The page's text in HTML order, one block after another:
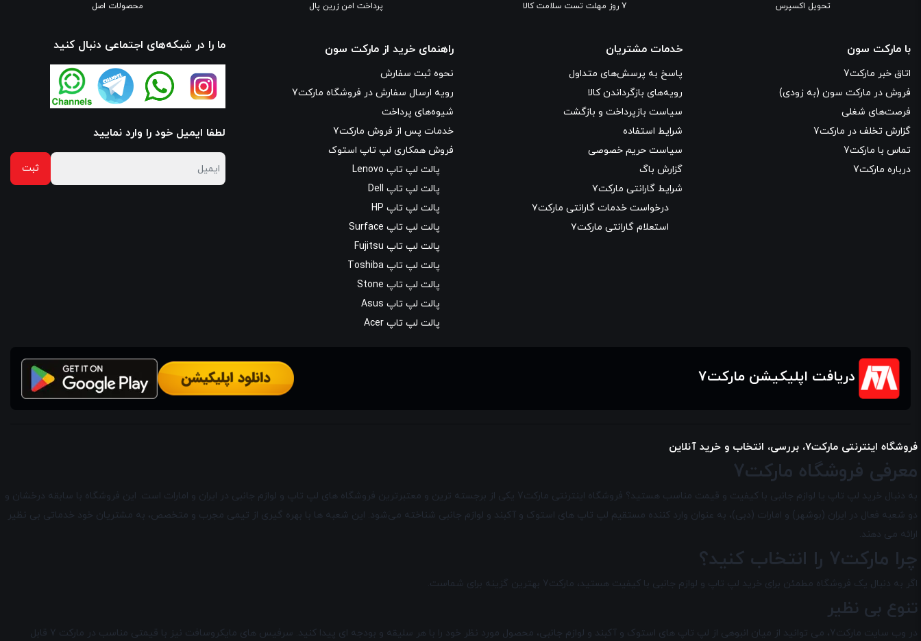
تحویل اکسپرس 7 روز مهلت تست سلامت کالا پرداخت امن زرین پال محصولات اصل
با مارکت سون
اتاق خبر مارکت7
فروش در مارکت سون (به زودی)
فرصت‌های شغلی
گزارش تخلف در مارکت7
تماس با مارکت7
درباره مارکت7
خدمات مشتریان
پاسخ به پرسش‌های متداول
رویه‌های بازگرداندن کالا
سیاست بازپرداخت و بازگشت
شرایط استفاده
سیاست حریم خصوصی
گزارش باگ
شرایط گارانتی مارکت۷
درخواست خدمات گارانتی مارکت۷
استعلام گارانتی مارکت۷
راهنمای خرید از مارکت سون
نحوه ثبت سفارش
رویه ارسال سفارش در فروشگاه مارکت7
شیوه‌های پرداخت
خدمات پس از فروش مارکت7
فروش همکاری لپ تاپ استوک
پالت لپ تاپ Lenovo
پالت لپ تاپ Dell
پالت لپ تاپ HP
پالت لپ تاپ Surface
پالت لپ تاپ Fujitsu
پالت لپ تاپ Toshiba
پالت لپ تاپ Stone
پالت لپ تاپ Asus
پالت لپ تاپ Acer
ما را در شبکه‌های اجتماعی دنبال کنید
لطفا ایمیل خود را وارد نمایید
دریافت اپلیکیشن مارکت7
فروشگاه اینترنتی مارکت7، بررسی، انتخاب و خرید آنلاین
معرفی فروشگاه مارکت7
به دنبال خرید لپ تاپ یا لوازم جانبی با کیفیت و قیمت مناسب هستید؟ فروشگاه اینترنتی مارکت7 یکی از برجسته ترین و معتبرترین فروشگاه های لپ تاپ و لوازم جانبی در ایران و امارات است. این فروشگاه با سابقه درخشان و
دو شعبه فعال در ایران (بوشهر) و امارات (دبی)، به عنوان وارد کننده مستقیم لپ تاپ های استوک و آکبند و لوازم جانبی شناخته می‌شود. این شعبه ها با بهره گیری از تیمی مجرب و متخصص، به مشتریان خود خدماتی بی نظیر
ارائه می دهند.
چرا مارکت7 را انتخاب کنید؟
اگر به دنبال یک فروشگاه مطمئن برای خرید لپ تاپ و لوازم جانبی با کیفیت هستید، مارکت7 بهترین گزینه برای شماست.
تنوع بی نظیر
در وب سایت مارکت7، می توانید از میان انبوهی از لپ تاپ های استوک و آکبند و لوازم جانبی، محصول مورد نظر خود را با هر سلیقه و بودجه ای پیدا کنید. سرفیس های مایکروسافت نیز با قیمتی مناسب در مارکت 7 قابل